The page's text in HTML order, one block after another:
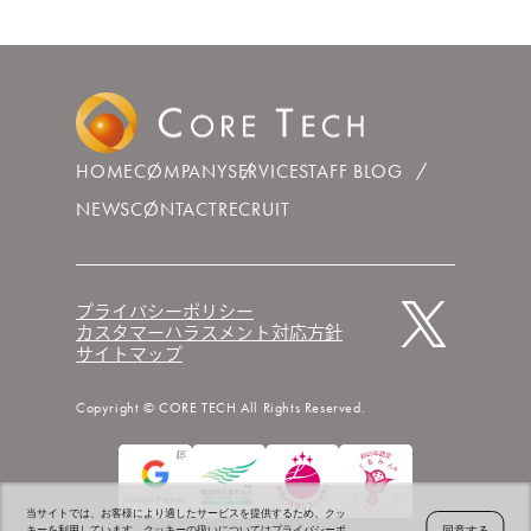
HOMECOMPANYSERVICESTAFF BLOG
NEWSCONTACTRECRUIT
プライバシーポリシー
カスタマーハラスメント対応方針
サイトマップ
Copyright © CORE TECH All Rights Reserved.
当サイトでは、お客様により適したサービスを提供するため、クッ